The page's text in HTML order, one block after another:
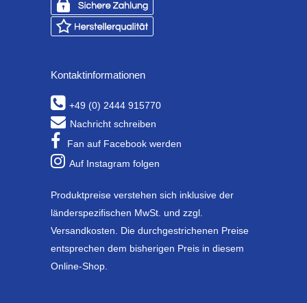
Kontaktinformationen
+49 (0) 2444 915770
Nachricht schreiben
Fan auf Facebook werden
Auf Instagram folgen
Produktpreise verstehen sich inklusive der
länderspezifischen MwSt. und zzgl.
Versandkosten. Die durchgestrichenen Preise
entsprechen dem bisherigen Preis in diesem
Online-Shop.